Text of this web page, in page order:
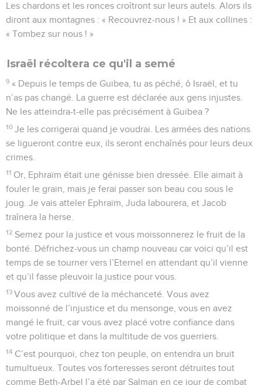
Les chardons et les ronces croîtront sur leurs autels. Alors ils
diront aux montagnes : « Recouvrez-nous ! » Et aux collines :
« Tombez sur nous ! »
Israël récoltera ce qu'il a semé
9 « Depuis le temps de Guibea, tu as péché, ô Israël, et tu
n’as pas changé. La guerre est déclarée aux gens injustes.
Ne les atteindra-t-elle pas précisément à Guibea ?
10 Je les corrigerai quand je voudrai. Les armées des nations
se ligueront contre eux, ils seront enchaînés pour leurs deux
crimes.
11 Or, Ephraïm était une génisse bien dressée. Elle aimait à
fouler le grain, mais je ferai passer son beau cou sous le
joug. Je vais atteler Ephraïm, Juda labourera, et Jacob
traînera la herse.
12 Semez pour la justice et vous moissonnerez le fruit de la
bonté. Défrichez-vous un champ nouveau car voici qu’il est
temps de se tourner vers l’Eternel en attendant qu’il vienne
et qu’il fasse pleuvoir la justice pour vous.
13 Vous avez cultivé de la méchanceté. Vous avez
moissonné de l’injustice et du mensonge, vous en avez
mangé le fruit, car vous avez placé votre confiance dans
votre politique et dans la multitude de vos guerriers.
14 C’est pourquoi, chez ton peuple, on entendra un bruit
tumultueux. Toutes vos forteresses seront détruites tout
comme Beth-Arbel l’a été par Salman en ce jour de combat